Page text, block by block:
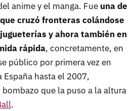
anime y el manga. Fue una de
cruzó fronteras colándose
y ahora también en
rápida, concretamente, en
público por primera vez en
hasta el 2007,
que la puso a la altura
.